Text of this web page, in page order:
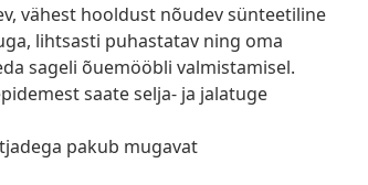
vähest hooldust nõudev sünteetiline
lihtsasti puhastatav ning oma
sageli õuemööbli valmistamisel.
saate selja- ja jalatuge
pakub mugavat